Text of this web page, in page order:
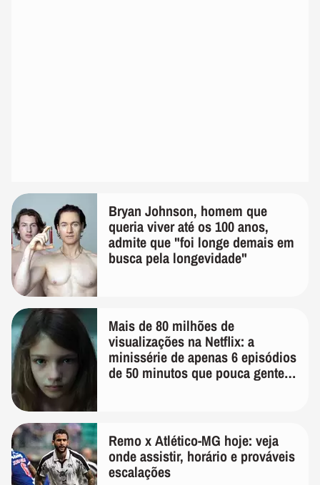
Bryan Johnson, homem que
queria viver até os 100 anos,
admite que "foi longe demais em
busca pela longevidade"
Mais de 80 milhões de
visualizações na Netflix: a
minissérie de apenas 6 episódios
de 50 minutos que pouca gente
Remo x Atlético-MG hoje: veja
onde assistir, horário e prováveis
escalações